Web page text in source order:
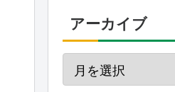
アーカイブ